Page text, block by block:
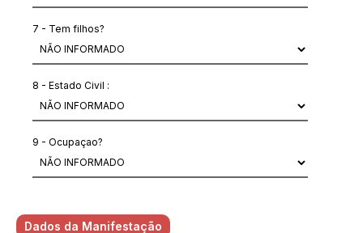
7 - Tem filhos?
8 - Estado Civil :
9 - Ocupaçao?
Dados da Manifestação